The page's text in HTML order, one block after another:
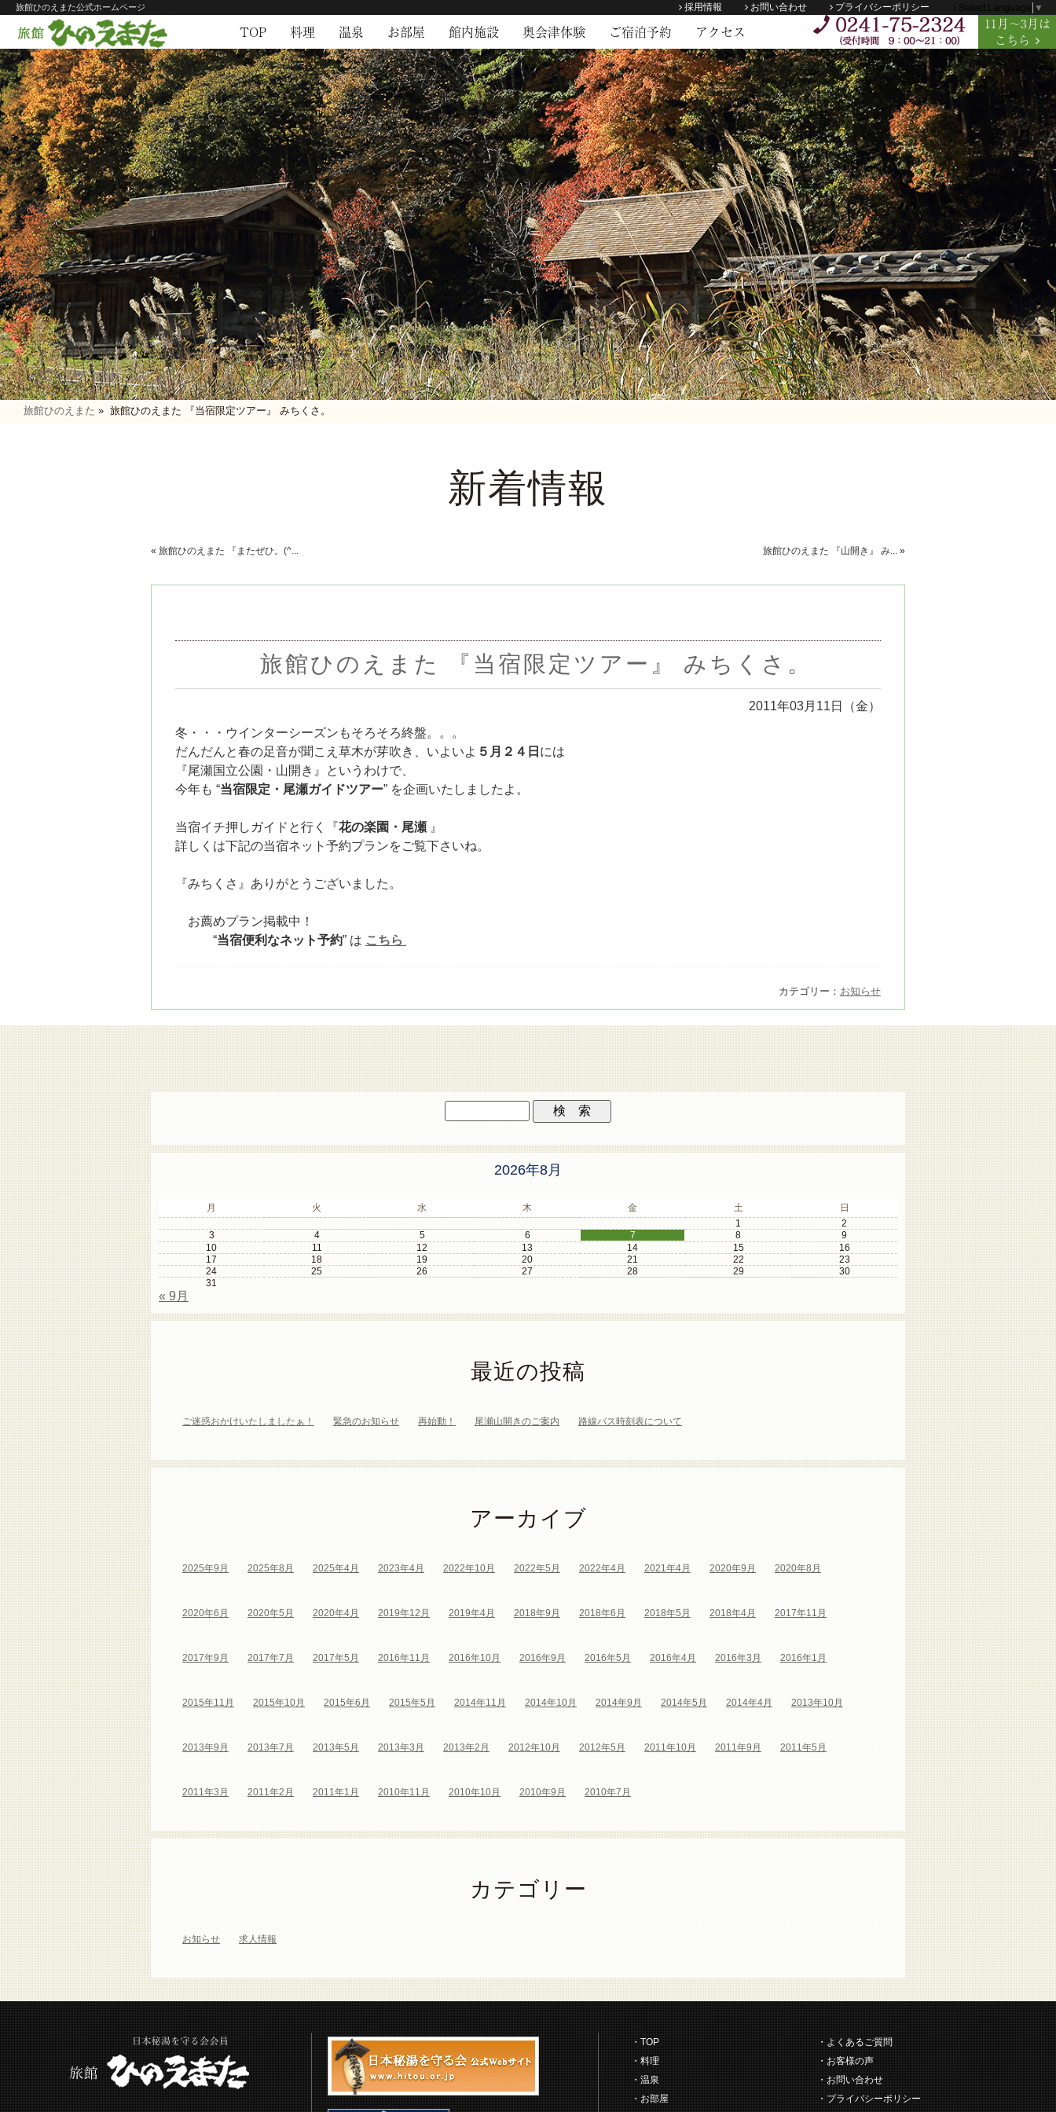
旅館ひのえまた公式ホームページ 採用情報 お問い合わせ プライバシーポリシー Select Language ▼
TOP 料理 温泉 お部屋 館内施設 奥会津体験 ご宿泊予約 アクセス 11 月～3月 は
こちら
旅館ひのえまた » 旅館ひのえまた 『当宿限定ツアー』 みちくさ。
新着情報
« 旅館ひのえまた 『またぜひ。(^... 旅館ひのえまた 『山開き』 み... »
旅館ひのえまた 『当宿限定ツアー』 みちくさ。
2011年03月11日（金）
冬・・・ ウインターシーズンもそろそろ終盤。。。
だんだんと春の足音が聞こえ 草木が芽吹き、いよいよ ５月２４日 には
『尾瀬国立公園・山開き』
というわけで、
今年も “当宿限定・尾瀬ガイドツアー” を企画いたしましたよ。
当宿イチ押しガイドと行く『花の楽園・尾瀬 』
詳しくは下記の当宿ネット予約プランをご覧下さいね。
『みちくさ』ありがとうございました。
お薦めプラン掲載中！
“当宿便利なネット予約” は こちら
カテゴリー： お知らせ
2026年8月
月 火 水 木 金 土
日
1
2
3
4 5 6 7 8
9
10
11 12 13 14 15
16
17
18 19 20 21 22
23
24
25 26 27 28 29
30
31
« 9月
最近の投稿
ご迷惑おかけいたしましたぁ！ 緊急のお知らせ 再始動！ 尾瀬山開きのご案内 路線バス時刻表について
アーカイブ
2025年9月 2025年8月 2025年4月 2023年4月 2022年10月 2022年5月 2022年4月 2021年4月 2020年9月 2020年8月
2020年6月 2020年5月 2020年4月 2019年12月 2019年4月 2018年9月 2018年6月 2018年5月 2018年4月 2017年11月
2017年9月 2017年7月 2017年5月 2016年11月 2016年10月 2016年9月 2016年5月 2016年4月 2016年3月 2016年1月
2015年11月 2015年10月 2015年6月 2015年5月 2014年11月 2014年10月 2014年9月 2014年5月 2014年4月 2013年10月
2013年9月 2013年7月 2013年5月 2013年3月 2013年2月 2012年10月 2012年5月 2011年10月 2011年9月 2011年5月
2011年3月 2011年2月 2011年1月 2010年11月 2010年10月 2010年9月 2010年7月
カテゴリー
お知らせ 求人情報
TOP
料理
温泉
お部屋
よくあるご質問
お客様の声
お問い合わせ
プライバシーポリシー